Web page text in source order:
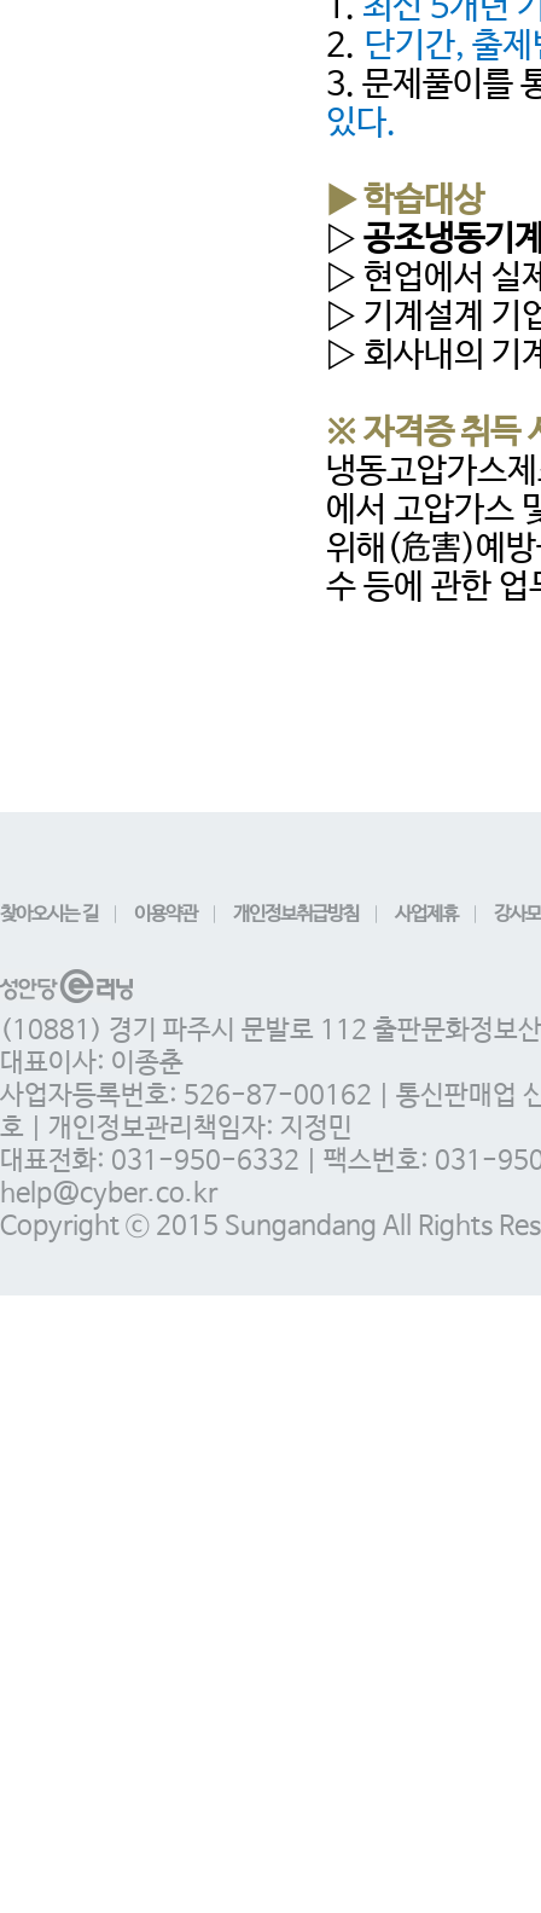
2. 단기간, 출
3. 문제풀이를
있다.
▶ 학습대상
▷ 공조냉동기
▷ 현업에서 실
▷ 기계설계 기
▷ 회사내의 기
※ 자격증 취득
냉동고압가스
에서 고압가스
위해(危害)예방
수 등에 관한
찾아오시는 길 이용약관 개인정보취급방침 사업제휴 강사
(10881) 경기 파주시 문발로 112 출판문화정보
대표이사: 이종춘
사업자등록번호: 526-87-00162 | 통신판매업
호 | 개인정보관리책임자: 지정민
대표전화: 031-950-6332 | 팩스번호: 031-
help@cyber.co.kr
Copyright ⓒ 2015 Sungandang All Rights